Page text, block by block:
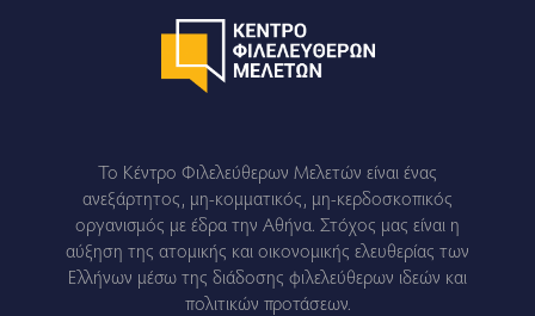
Το Κέντρο Φιλελεύθερων Μελετών είναι ένας
ανεξάρτητος, μη-κομματικός, μη-κερδοσκοπικός
οργανισμός με έδρα την Αθήνα. Στόχος μας είναι η
αύξηση της ατομικής και οικονομικής ελευθερίας των
Ελλήνων μέσω της διάδοσης φιλελεύθερων ιδεών και
πολιτικών προτάσεων.